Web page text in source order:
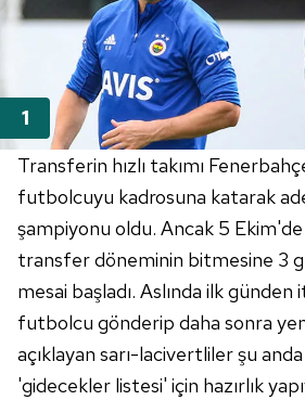
Transferin hızlı takımı
futbolcuyu kadrosuna katarak
şampiyonu oldu. Ancak 5
transfer döneminin bitmesine 3
mesai başladı. Aslında ilk
futbolcu gönderip daha sonra
açıklayan sarı-lacivertliler şu
'gidecekler listesi' için hazırlık